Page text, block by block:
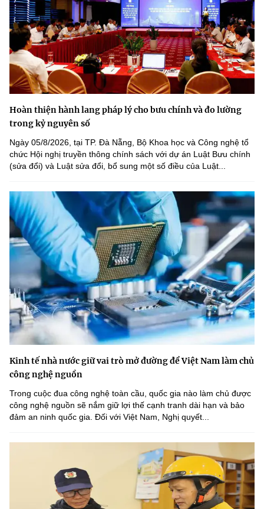
Hoàn thiện hành lang pháp lý cho bưu chính và đo lường
trong kỷ nguyên số
Ngày 05/8/2026, tại TP. Đà Nẵng, Bộ Khoa học và Công nghệ tổ
chức Hội nghị truyền thông chính sách với dự án Luật Bưu chính
(sửa đổi) và Luật sửa đổi, bổ sung một số điều của Luật...
Kinh tế nhà nước giữ vai trò mở đường để Việt Nam làm chủ
công nghệ nguồn
Trong cuộc đua công nghệ toàn cầu, quốc gia nào làm chủ được
công nghệ nguồn sẽ nắm giữ lợi thế cạnh tranh dài hạn và bảo
đảm an ninh quốc gia. Đối với Việt Nam, Nghị quyết...